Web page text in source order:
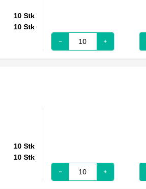
10 Stk
10 Stk
10 Stk
10 Stk